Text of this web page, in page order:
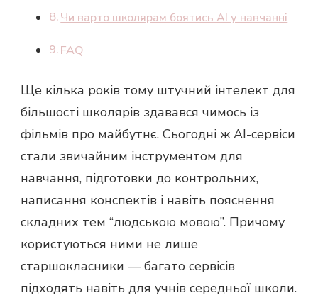
Чи варто школярам боятись AI у навчанні
FAQ
Ще кілька років тому штучний інтелект для
більшості школярів здавався чимось із
фільмів про майбутнє. Сьогодні ж AI-сервіси
стали звичайним інструментом для
навчання, підготовки до контрольних,
написання конспектів і навіть пояснення
складних тем “людською мовою”. Причому
користуються ними не лише
старшокласники — багато сервісів
підходять навіть для учнів середньої школи.